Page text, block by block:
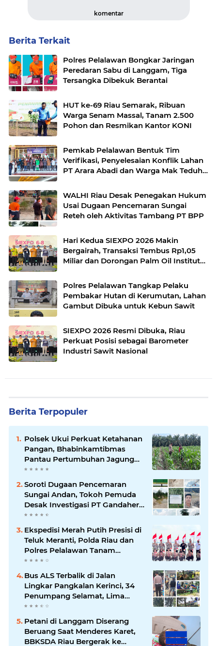
komentar
Berita Terkait
Polres Pelalawan Bongkar Jaringan
Peredaran Sabu di Langgam, Tiga
Tersangka Dibekuk Berantai
HUT ke-69 Riau Semarak, Ribuan
Warga Senam Massal, Tanam 2.500
Pohon dan Resmikan Kantor KONI
Pemkab Pelalawan Bentuk Tim
Verifikasi, Penyelesaian Konflik Lahan
PT Arara Abadi dan Warga Mak Teduh
WALHI Riau Desak Penegakan Hukum
Usai Dugaan Pencemaran Sungai
Reteh oleh Aktivitas Tambang PT BPP
Hari Kedua SIEXPO 2026 Makin
Bergairah, Transaksi Tembus Rp1,05
Miliar dan Dorongan Palm Oil Institute
Polres Pelalawan Tangkap Pelaku
Pembakar Hutan di Kerumutan, Lahan
Gambut Dibuka untuk Kebun Sawit
SIEXPO 2026 Resmi Dibuka, Riau
Perkuat Posisi sebagai Barometer
Industri Sawit Nasional
Berita Terpopuler
Polsek Ukui Perkuat Ketahanan
Pangan, Bhabinkamtibmas
Pantau Pertumbuhan Jagung
Petani di Desa Air Hitam
Soroti Dugaan Pencemaran
Sungai Andan, Tokoh Pemuda
Desak Investigasi PT Gandahera
Hendana
Ekspedisi Merah Putih Presisi di
Teluk Meranti, Polda Riau dan
Polres Pelalawan Tanam
Mangrove Demi Negeri
Bus ALS Terbalik di Jalan
Lingkar Pangkalan Kerinci, 34
Penumpang Selamat, Lima
Alami Luka Ringan
Petani di Langgam Diserang
Beruang Saat Menderes Karet,
BBKSDA Riau Bergerak ke